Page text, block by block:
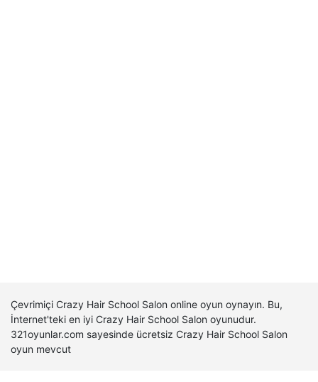
Çevrimiçi Crazy Hair School Salon online oyun oynayın. Bu,
İnternet'teki en iyi Crazy Hair School Salon oyunudur.
321oyunlar.com sayesinde ücretsiz Crazy Hair School Salon
oyun mevcut